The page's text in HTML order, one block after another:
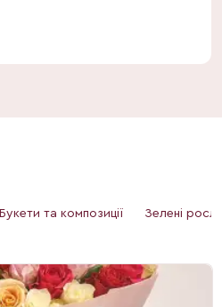
Букети та композиції Зелені